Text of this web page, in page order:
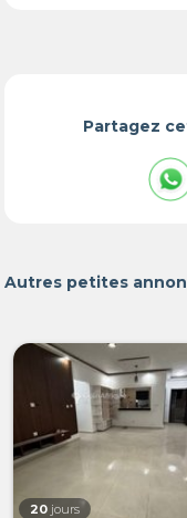
Partagez
Autres petites
20 jours